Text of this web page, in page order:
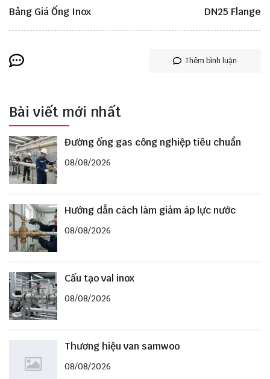
Bảng Giá Ống Inox DN25 Flange
Thêm bình luận
Bài viết mới nhất
Đường ống gas công nghiệp tiêu chuẩn
08/08/2026
Hướng dẫn cách làm giảm áp lực nước
08/08/2026
Cấu tạo val inox
08/08/2026
Thương hiệu van samwoo
08/08/2026